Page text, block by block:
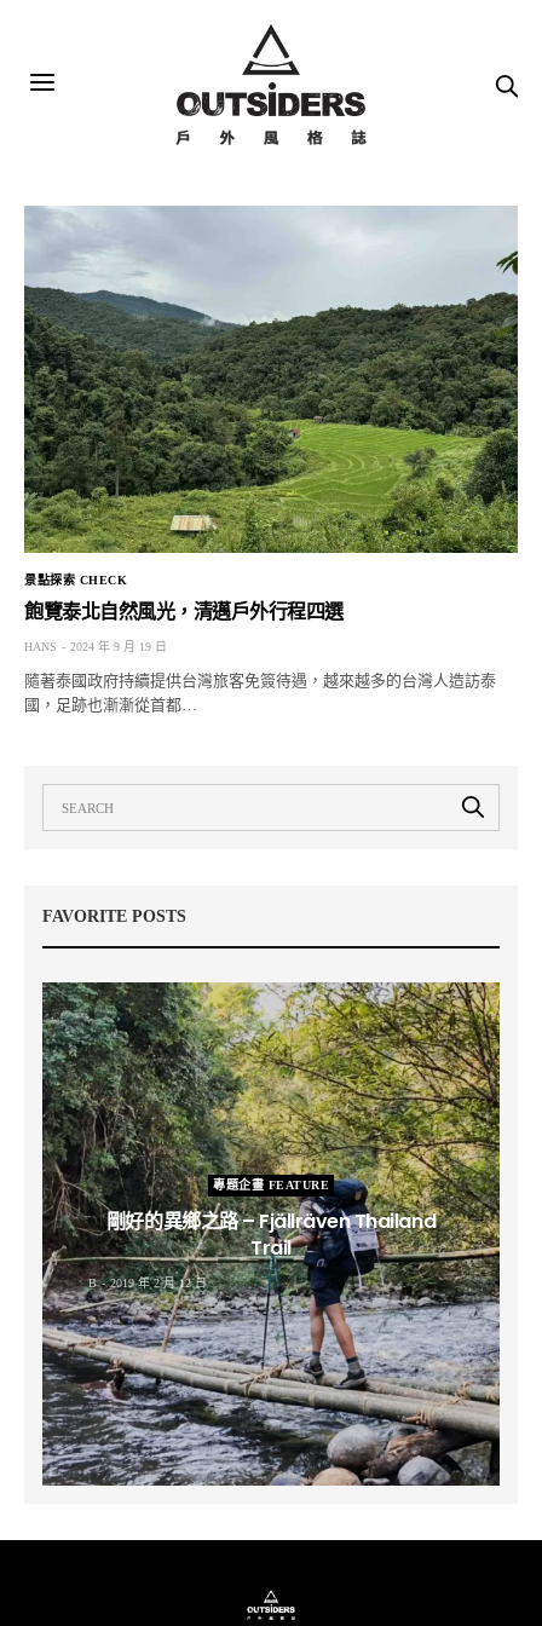
景點探索 CHECK
飽覽泰北自然風光，清邁戶外行程四選
HANS 2024 年 9 月 19 日
隨著泰國政府持續提供台灣旅客免簽待遇，越來越多的台灣人造訪泰
國，足跡也漸漸從首都…
FAVORITE POSTS
專題企畫 FEATURE
剛好的異鄉之路 – Fjällräven Thailand
Trail
B 2019 年 2 月 12 日